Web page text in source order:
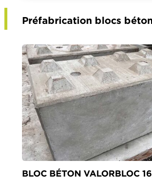
Préfabrication blocs
BLOC BÉTON VALORBLOC